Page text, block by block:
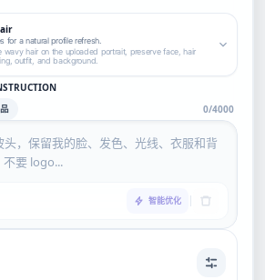
for a natural profile refresh.
wavy hair on the uploaded portrait, preserve face, hair
outfit, and background.
0/4000
智能优化